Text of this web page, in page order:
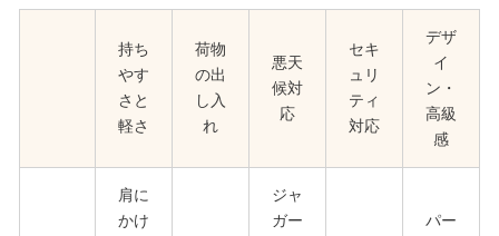
持ち
やす
さと
軽さ
荷物
の出
し入
れ
悪天
候対
応
セキ
ュリ
ティ
対応
デザ
イ
ン・
高級
感
肩に
かけ
ジャ
ガー
パー